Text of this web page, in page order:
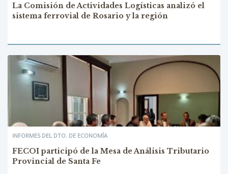
La Comisión de Actividades Logísticas analizó el
sistema ferrovial de Rosario y la región
INFORMES DEL DTO. DE ECONOMÍA
FECOI participó de la Mesa de Análisis Tributario
Provincial de Santa Fe